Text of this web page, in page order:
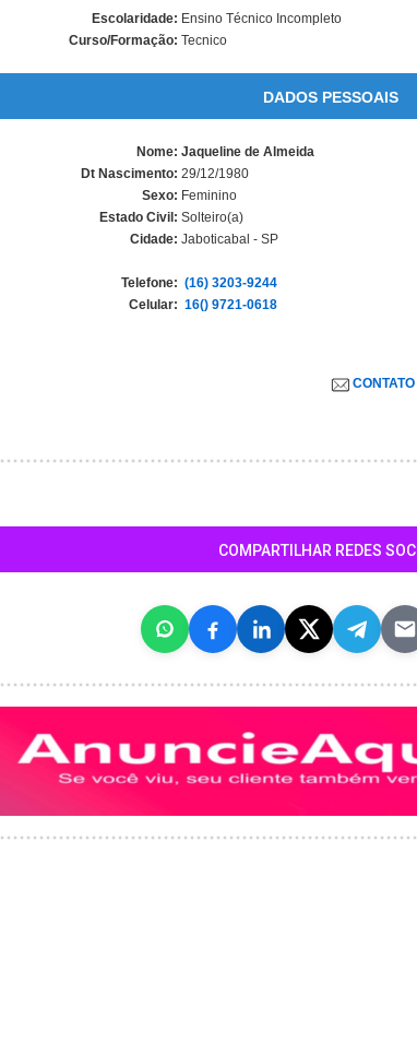
Escolaridade: Ensino Técnico Incompleto
Curso/Formação: Tecnico
DADOS PESSOAIS
Nome: Jaqueline de Almeida
Dt Nascimento: 29/12/1980
Sexo: Feminino
Estado Civil: Solteiro(a)
Cidade: Jaboticabal - SP
Telefone: (16) 3203-9244
Celular: 16() 9721-0618
CONTATO
COMPARTILHAR REDES